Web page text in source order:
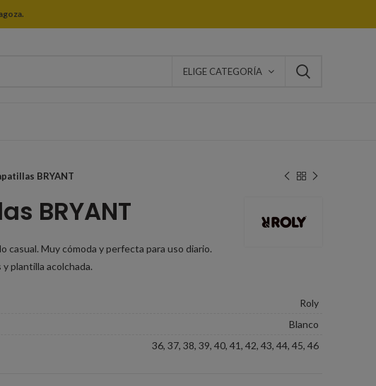
ELIGE CATEGORÍA
BRYANT
BRYANT
casual. Muy cómoda y perfecta para uso diario.
plantilla acolchada.
Roly
Blanco
36, 37, 38, 39, 40, 41, 42, 43, 44, 45, 46